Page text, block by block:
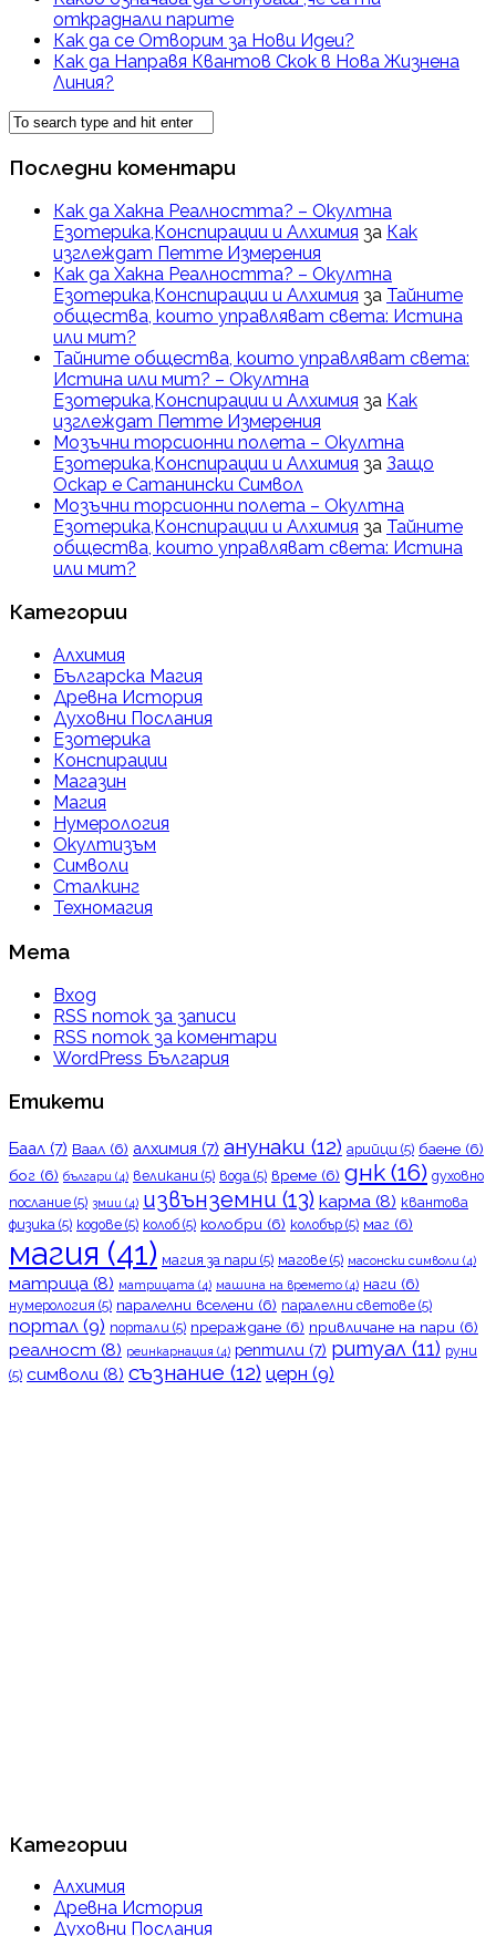
откраднали парите
Как да се Отворим за Нови Идеи?
Как да Направя Квантов Скок в Нова Жизнена
Линия?
Последни коментари
Как да Хакна Реалността? – Окултна
Езотерика,Конспирации и Алхимия за Как
изглеждат Петте Измерения
Как да Хакна Реалността? – Окултна
Езотерика,Конспирации и Алхимия за Тайните
общества, които управляват света: Истина
или мит?
Тайните общества, които управляват света:
Истина или мит? – Окултна
Езотерика,Конспирации и Алхимия за Как
изглеждат Петте Измерения
Мозъчни торсионни полета – Окултна
Езотерика,Конспирации и Алхимия за Защо
Оскар е Сатанински Символ
Мозъчни торсионни полета – Окултна
Езотерика,Конспирации и Алхимия за Тайните
общества, които управляват света: Истина
или мит?
Категории
Алхимия
Българска Магия
Древна История
Духовни Послания
Езотерика
Конспирации
Магазин
Магия
Нумерология
Окултизъм
Символи
Сталкинг
Техномагия
Мета
Вход
RSS поток за записи
RSS поток за коментари
WordPress България
Етикети
Баал (7) Ваал (6) алхимия (7) анунаки (12) арийци (5) баене (6)
бог (6) българи (4) великани (5) вода (5) време (6) днк (16) духовно
послание (5) змии (4) извънземни (13) карма (8) квантова
физика (5) кодове (5) колоб (5) колобри (6) колобър (5) маг (6)
магия (41) магия за пари (5) магове (5) масонски символи (4)
матрица (8) матрицата (4) машина на времето (4) наги (6)
нумерология (5) паралелни вселени (6) паралелни светове (5)
портал (9) портали (5) прераждане (6) привличане на пари (6)
реалност (8) реинкарнация (4) рептили (7) ритуал (11) руни
(5) символи (8) съзнание (12) церн (9)
Категории
Алхимия
Древна История
Духовни Послания